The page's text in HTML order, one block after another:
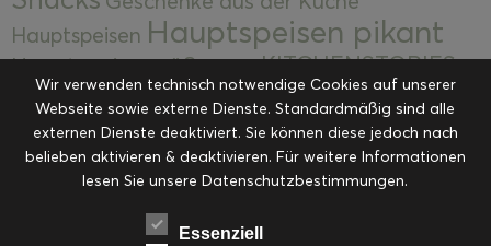
Hauptspeisen Hauptspeisen pikant
Hauptspeisen süßKekseKITCHENSTORIES
Kuchen, Torten & Desserts Kuchen und
Desserts Kulinarik Kulinarische Mitbringsel &
Eingemachtes Ohne Kategorie Ostern Resteküche
RezepteSaisonalSliderStartseite
Suppen, Salate & Vorspeisen
Wir verwenden technisch notwendige Cookies auf unserer
Webseite sowie externe Dienste. Standardmäßig sind alle
externen Dienste deaktiviert. Sie können diese jedoch nach
belieben aktivieren & deaktivieren. Für weitere Informationen
lesen Sie unsere Datenschutzbestimmungen.
Essenziell